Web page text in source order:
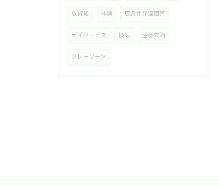
放課後 体験 広汎性発達障害
デイサービス 換気 注意欠陥
グレーゾーン